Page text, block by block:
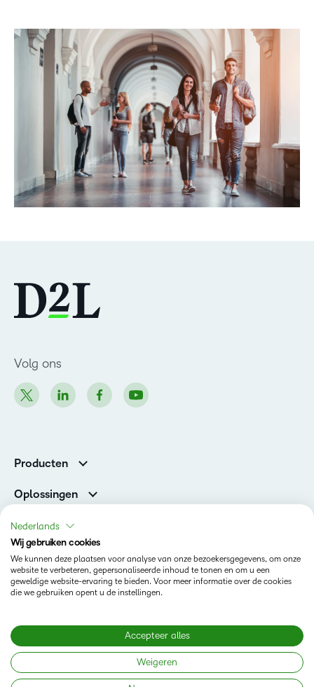
DOWNLOAD
Volg ons
Producten
Diensten en ondersteuning
Oplossingen
Investor Relations
Copyright © 2026 D2L Corporation. All rights reserved.
Toestand
Privacy op D2L.com
Nederlands
Wij gebruiken cookies
We kunnen deze plaatsen voor analyse van onze bezoekersgegevens, om onze
website te verbeteren, gepersonaliseerde inhoud te tonen en om u een
geweldige website-ervaring te bieden. Voor meer informatie over de cookies
die we gebruiken opent u de instellingen.
Accepteer alles
Weigeren